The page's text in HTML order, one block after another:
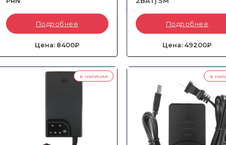
Артикул:
Тип::
Сетевой
Напряжение::
Подробнее
Цена: 8400₽
Артикул:
Тип::
Сетевой
Совместимые аккумуляторы::
Подробнее
Цена: 49200₽
в наличии в